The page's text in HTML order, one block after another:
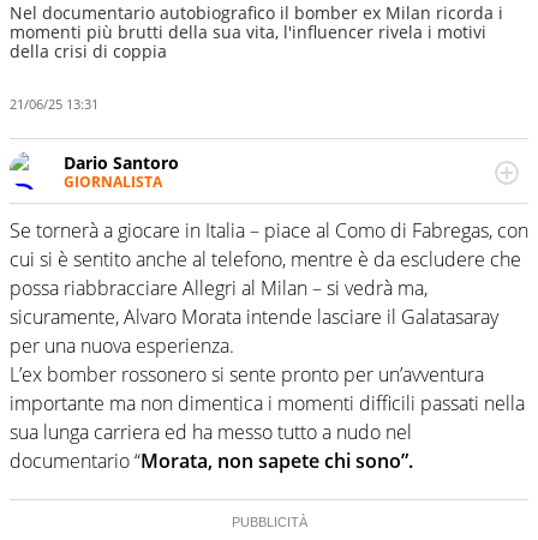
Nel documentario autobiografico il bomber ex Milan ricorda i
momenti più brutti della sua vita, l'influencer rivela i motivi
della crisi di coppia
21/06/25 13:31
Dario Santoro
GIORNALISTA
Scrive, commenta, racconta lo sport in tutte le
sfaccettature. Tocca l'apice quando ha modo di
concentrarsi sulle interviste ai grandi protagonisti
Se tornerà a giocare in Italia – piace al Como di Fabregas, con
cui si è sentito anche al telefono, mentre è da escludere che
possa riabbracciare Allegri al Milan – si vedrà ma,
sicuramente, Alvaro Morata intende lasciare il Galatasaray
per una nuova esperienza.
L’ex bomber rossonero si sente pronto per un’avventura
importante ma non dimentica i momenti difficili passati nella
sua lunga carriera ed ha messo tutto a nudo nel
documentario “Morata, non sapete chi sono”.